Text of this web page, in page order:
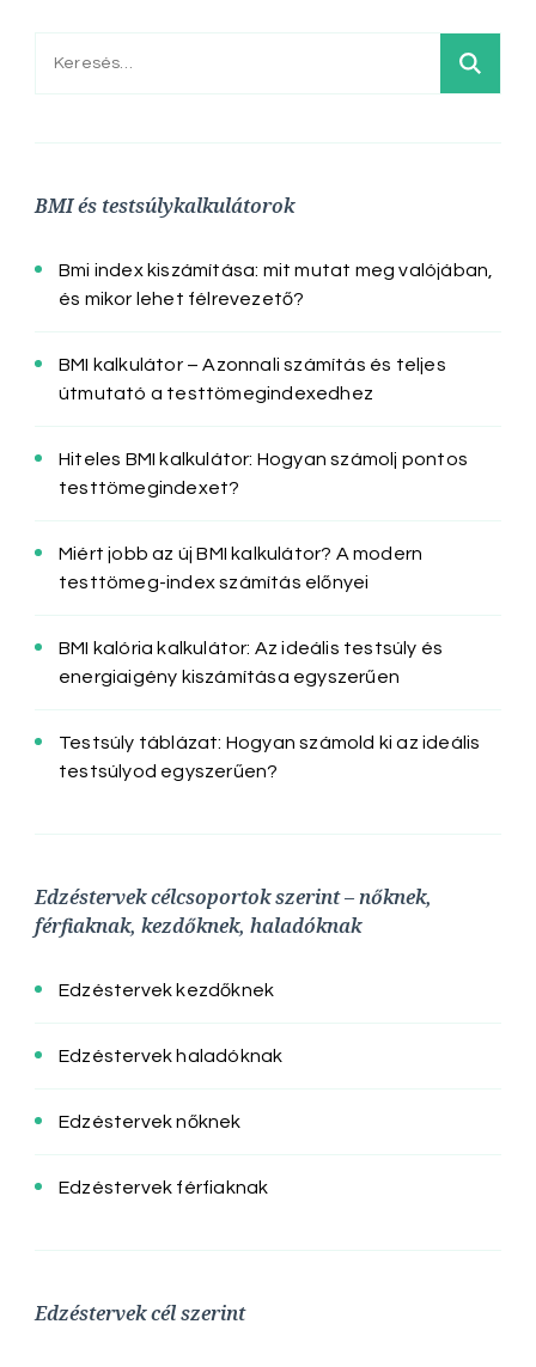
Keresés:
BMI és testsúlykalkulátorok
Bmi index kiszámítása: mit mutat meg valójában,
és mikor lehet félrevezető?
BMI kalkulátor – Azonnali számítás és teljes
útmutató a testtömegindexedhez
Hiteles BMI kalkulátor: Hogyan számolj pontos
testtömegindexet?
Miért jobb az új BMI kalkulátor? A modern
testtömeg-index számítás előnyei
BMI kalória kalkulátor: Az ideális testsúly és
energiaigény kiszámítása egyszerűen
Testsúly táblázat: Hogyan számold ki az ideális
testsúlyod egyszerűen?
Edzéstervek célcsoportok szerint – nőknek,
férfiaknak, kezdőknek, haladóknak
Edzéstervek kezdőknek
Edzéstervek haladóknak
Edzéstervek nőknek
Edzéstervek férfiaknak
Edzéstervek cél szerint